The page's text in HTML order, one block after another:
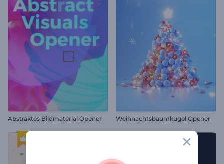
Abstraktes Bildmaterial Opener Weihnachtsbaumkugel Opener